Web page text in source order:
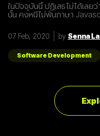
ในปัจจุบันนี้ ปฏิเสธไม่ได้เลย
นั้น คงหนีไม่พ้นภาษา
รูปแบบการเขียนภาษา
การเขียนที่หลากหลาย มาแบ่
Array ด้วยภาษา Javascript
โดยปกติแล้วการ copy ค่าจา
ได้ดังนี้
07 Feb, 2020 by Senna
Software Development